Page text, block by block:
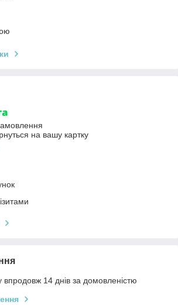
на вашу картку
14 днів за домовленістю